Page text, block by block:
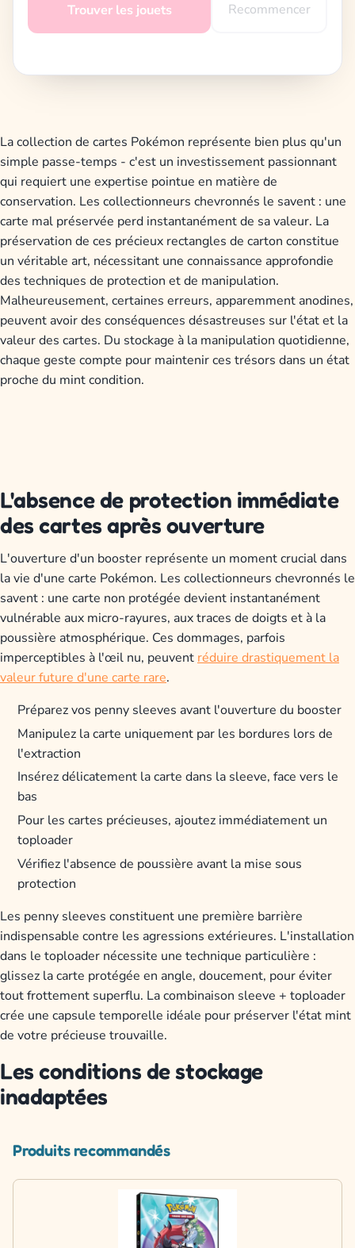
Trouver les jouets Recommencer
La collection de cartes Pokémon représente bien plus qu'un
simple passe-temps - c'est un investissement passionnant
qui requiert une expertise pointue en matière de
conservation. Les collectionneurs chevronnés le savent : une
carte mal préservée perd instantanément de sa valeur. La
préservation de ces précieux rectangles de carton constitue
un véritable art, nécessitant une connaissance approfondie
des techniques de protection et de manipulation.
Malheureusement, certaines erreurs, apparemment anodines,
peuvent avoir des conséquences désastreuses sur l'état et la
valeur des cartes. Du stockage à la manipulation quotidienne,
chaque geste compte pour maintenir ces trésors dans un état
proche du mint condition.
L'absence de protection immédiate
des cartes après ouverture
L'ouverture d'un booster représente un moment crucial dans
la vie d'une carte Pokémon. Les collectionneurs chevronnés le
savent : une carte non protégée devient instantanément
vulnérable aux micro-rayures, aux traces de doigts et à la
poussière atmosphérique. Ces dommages, parfois
imperceptibles à l'œil nu, peuvent réduire drastiquement la
valeur future d'une carte rare.
Préparez vos penny sleeves avant l'ouverture du booster
Manipulez la carte uniquement par les bordures lors de
l'extraction
Insérez délicatement la carte dans la sleeve, face vers le
bas
Pour les cartes précieuses, ajoutez immédiatement un
toploader
Vérifiez l'absence de poussière avant la mise sous
protection
Les penny sleeves constituent une première barrière
indispensable contre les agressions extérieures. L'installation
dans le toploader nécessite une technique particulière :
glissez la carte protégée en angle, doucement, pour éviter
tout frottement superflu. La combinaison sleeve + toploader
crée une capsule temporelle idéale pour préserver l'état mint
de votre précieuse trouvaille.
Les conditions de stockage
inadaptées
Produits recommandés